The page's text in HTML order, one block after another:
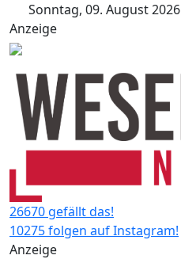
Sonntag, 09. August 2026
Anzeige
26670 gefällt das!
10275 folgen auf Instagram!
Anzeige